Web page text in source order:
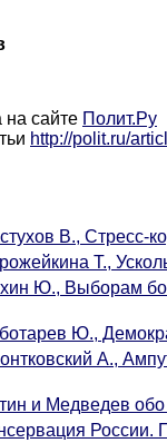
на сайте Полит.Ру
http://polit.ru/
В., Стресс-
Т.,
Ю., Выборам
Ю.,
А.,
и Медведев
России.